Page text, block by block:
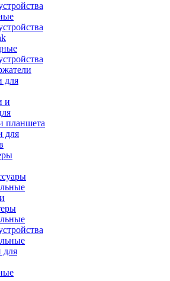
для
и
планшета
для
для